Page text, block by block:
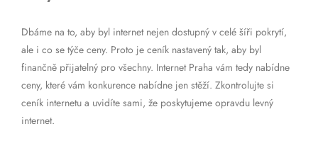
Dbáme na to, aby byl internet nejen dostupný v celé šíři pokrytí,
ale i co se týče ceny. Proto je ceník nastavený tak, aby byl
finančně přijatelný pro všechny. Internet Praha vám tedy nabídne
ceny, které vám konkurence nabídne jen stěží. Zkontrolujte si
ceník internetu a uvidíte sami, že poskytujeme opravdu levný
internet.